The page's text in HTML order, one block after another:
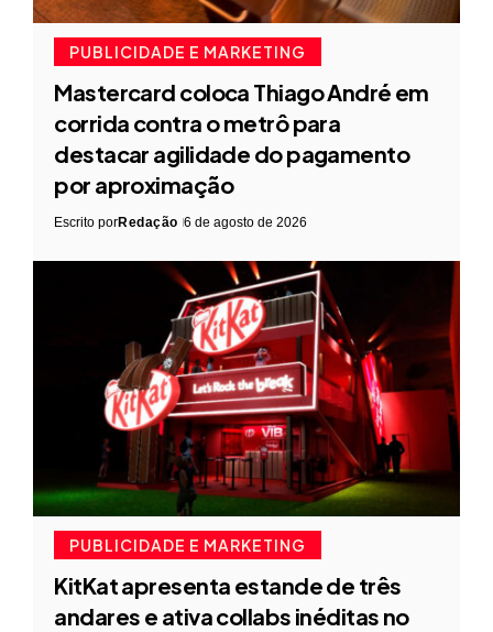
PUBLICIDADE E MARKETING
Mastercard coloca Thiago André em
corrida contra o metrô para
destacar agilidade do pagamento
por aproximação
Escrito porRedação 6 de agosto de 2026
PUBLICIDADE E MARKETING
KitKat apresenta estande de três
andares e ativa collabs inéditas no